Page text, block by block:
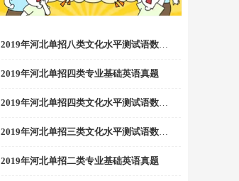
2019年河北单招八类文化水平测试语数真题
2019年河北单招四类专业基础英语真题
2019年河北单招四类文化水平测试语数真题
2019年河北单招三类文化水平测试语数真题
2019年河北单招二类专业基础英语真题